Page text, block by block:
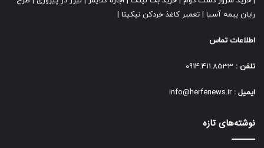
رایان بیمه آسیا
تعمیر کاغذ خردکن نیکیتا
اطلاعات تماس
تلفن :
ایمیل : info@herfenews.ir
نوشته‌های تازه